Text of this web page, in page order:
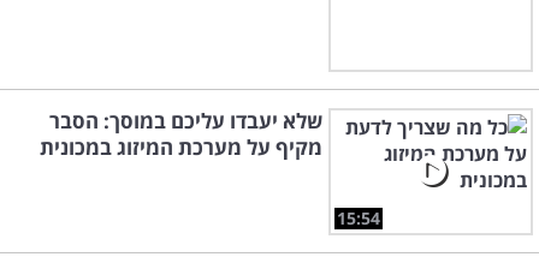
15:54
שלא יעבדו עליכם במוסך: הסבר
מקיף על מערכת המיזוג במכונית